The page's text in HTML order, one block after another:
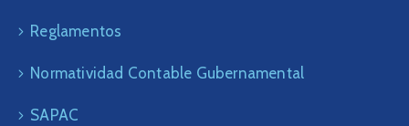
Reglamentos
Normatividad Contable Gubernamental
SAPAC